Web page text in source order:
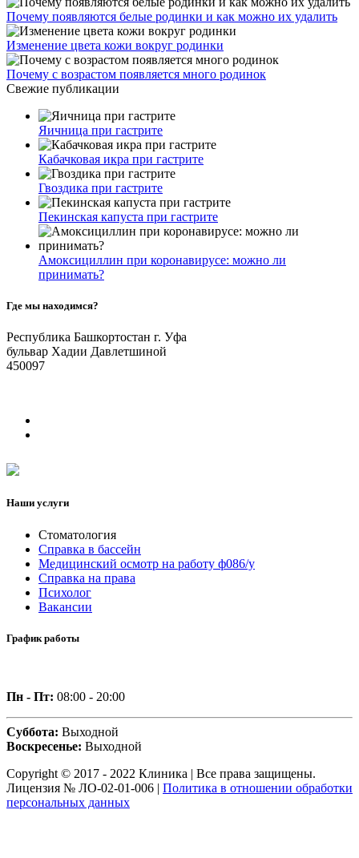
Почему появляются белые родинки и как можно их удалить
Изменение цвета кожи вокруг родинки
Почему с возрастом появляется много родинок
Свежие публикации
Яичница при гастрите
Кабачковая икра при гастрите
Гвоздика при гастрите
Пекинская капуста при гастрите
Амоксициллин при коронавирусе: можно ли
принимать?
Где мы находимся?
Республика Башкортостан г. Уфа
бульвар Хадии Давлетшиной
450097
Наши услуги
Стоматология
Справка в бассейн
Медицинский осмотр на работу ф086/у
Справка на права
Психолог
Вакансии
График работы
Пн - Пт: 08:00 - 20:00
Суббота: Выходной
Воскресенье: Выходной
Copyright © 2017 - 2022 Клиника | Все права защищены.
Лицензия № ЛО-02-01-006 | Политика в отношении обработки
персональных данных